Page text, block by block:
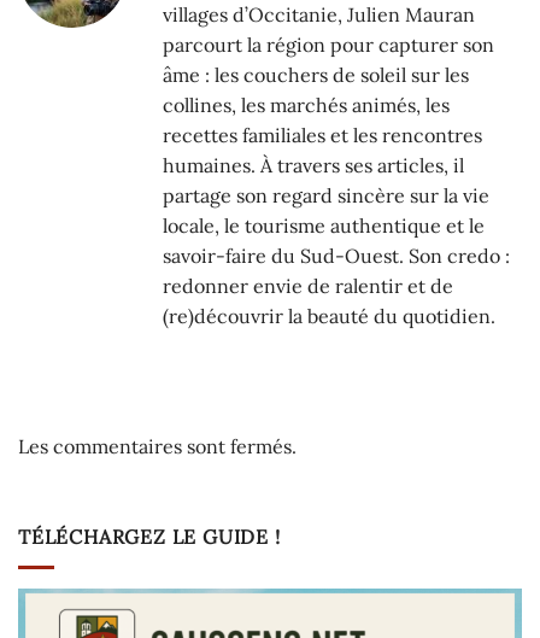
villages d’Occitanie, Julien Mauran
parcourt la région pour capturer son
âme : les couchers de soleil sur les
collines, les marchés animés, les
recettes familiales et les rencontres
humaines. À travers ses articles, il
partage son regard sincère sur la vie
locale, le tourisme authentique et le
savoir-faire du Sud-Ouest. Son credo :
redonner envie de ralentir et de
(re)découvrir la beauté du quotidien.
Les commentaires sont fermés.
TÉLÉCHARGEZ LE GUIDE !